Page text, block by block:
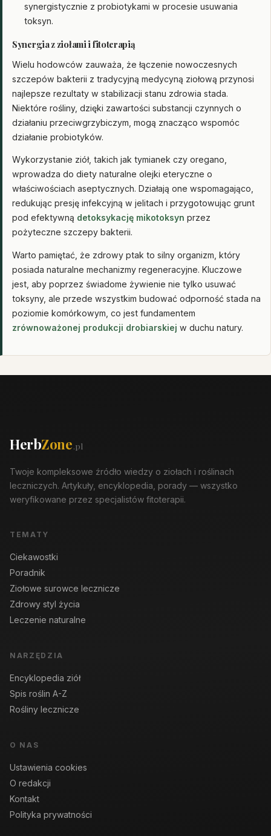
synergistycznie z probiotykami w procesie usuwania
toksyn.
Synergia z ziołami i fitoterapią
Wielu hodowców zauważa, że łączenie nowoczesnych
szczepów bakterii z tradycyjną medycyną ziołową przynosi
najlepsze rezultaty w stabilizacji stanu zdrowia stada.
Niektóre rośliny, dzięki zawartości substancji czynnych o
działaniu przeciwgrzybiczym, mogą znacząco wspomóc
działanie probiotyków.
Wykorzystanie ziół, takich jak tymianek czy oregano,
wprowadza do diety naturalne olejki eteryczne o
właściwościach aseptycznych. Działają one wspomagająco,
redukując presję infekcyjną w jelitach i przygotowując grunt
pod efektywną detoksykację mikotoksyn przez
pożyteczne szczepy bakterii.
Warto pamiętać, że zdrowy ptak to silny organizm, który
posiada naturalne mechanizmy regeneracyjne. Kluczowe
jest, aby poprzez świadome żywienie nie tylko usuwać
toksyny, ale przede wszystkim budować odporność stada na
poziomie komórkowym, co jest fundamentem
zrównoważonej produkcji drobiarskiej w duchu natury.
HerbZone.pl
Twoje kompleksowe źródło wiedzy o ziołach i roślinach
leczniczych. Artykuły, encyklopedia, porady — wszystko
weryfikowane przez specjalistów fitoterapii.
TEMATY
Ciekawostki
Poradnik
Ziołowe surowce lecznicze
Zdrowy styl życia
Leczenie naturalne
NARZĘDZIA
Encyklopedia ziół
Spis roślin A-Z
Rośliny lecznicze
O NAS
Ustawienia cookies
O redakcji
Kontakt
Polityka prywatności